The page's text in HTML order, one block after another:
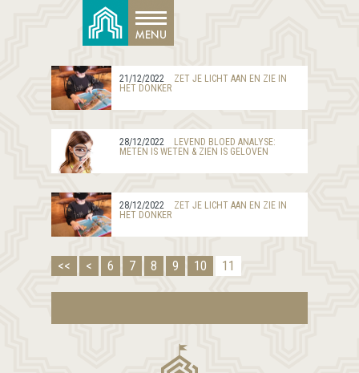
21/12/2022
ZET JE LICHT AAN EN ZIE IN
HET DONKER
28/12/2022
LEVEND BLOED ANALYSE:
METEN IS WETEN & ZIEN IS GELOVEN
28/12/2022
ZET JE LICHT AAN EN ZIE IN
HET DONKER
<< < 6 7 8 9 10 11